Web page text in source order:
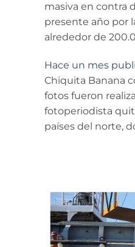
masiva en contra
presente año por
alrededor de
Hace un mes
Chiquita Banana
fotos fueron
fotoperiodista
países del norte,